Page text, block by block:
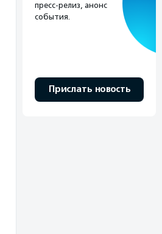
пресс-релиз, анонс
события.
Прислать новость